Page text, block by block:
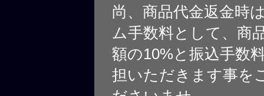
尚、商品代金返金時
ム手数料として、商
額の10%と振込手数
担いただきます事を